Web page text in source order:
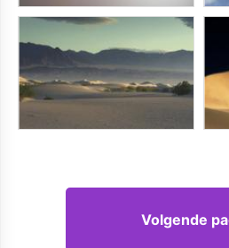
Volgende